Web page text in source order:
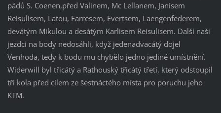
pádů S. Coenen,před Valinem, Mc Lellanem, Janisem
Reisulisem, Latou, Farresem, Evertsem, Laengenfederem,
devátým Mikulou a desátým Karlisem Reisulisem. Další naši
jezdci na body nedosáhli, když jedenadvacátý dojel
Venhoda, tedy k bodu mu chybělo jedno jediné umístnění.
Widerwill byl třicátý a Rathouský třicátý třetí, který odstoupil
tři kola před cílem ze šestnáctého místa pro poruchu jeho
KTM.